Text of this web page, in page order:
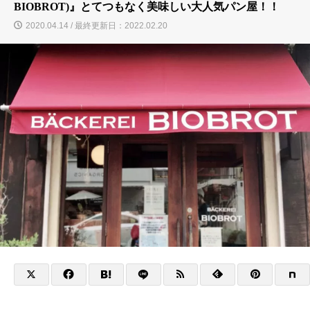
BIOBROT)』とてつもなく美味しい大人気パン屋！！
2020.04.14 / 最終更新日：2022.02.20